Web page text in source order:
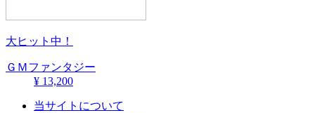
大ヒット中！
ＧＭファンタジー
¥ 13,200
当サイトについて